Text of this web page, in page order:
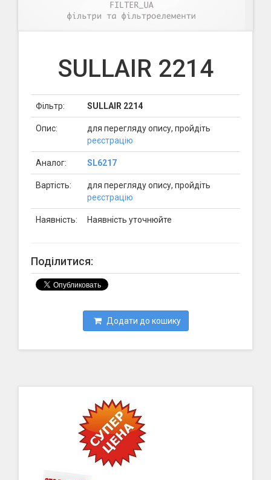
SULLAIR 2214
Фільтр: SULLAIR 2214
Опис:
для перегляду опису, пройдіть
реєстрацію
Аналог: SL6217
Вартість:
для перегляду опису, пройдіть
реєстрацію
Наявність: Наявність уточнюйте
Поділитися:
Додати до кошику